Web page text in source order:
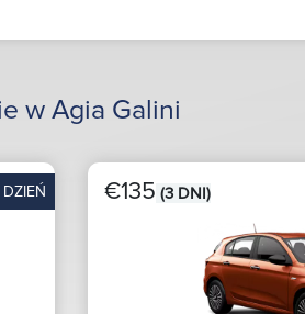
w Agia Galini
€135 (3 DNI)